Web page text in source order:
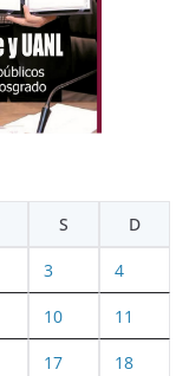
S D
3 4
10 11
17 18